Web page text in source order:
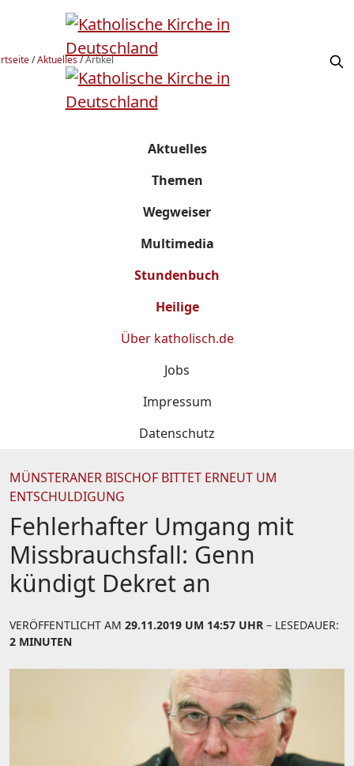
/Aktuelles/Artikel
Aktuelles
Themen
Wegweiser
Multimedia
Stundenbuch
Heilige
Über katholisch.de
Jobs
Impressum
Datenschutz
MÜNSTERANER BISCHOF BITTET ERNEUT UM
ENTSCHULDIGUNG
Fehlerhafter Umgang mit
Missbrauchsfall: Genn
kündigt Dekret an
VERÖFFENTLICHT AM 29.11.2019 UM 14:57 UHR – LESEDAUER:
2 MINUTEN